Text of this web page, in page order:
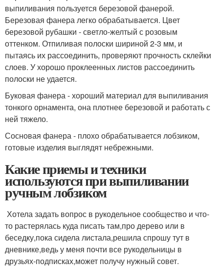
выпиливания пользуется березовой фанерой.
Березовая фанера легко обрабатывается. Цвет
березовой рубашки - светло-желтый с розовым
оттенком. Отпиливая полоски шириной 2-3 мм, и
пытаясь их рассоединить, проверяют прочность склейки
слоев. У хорошо проклеенных листов рассоединить
полоски не удается.
Буковая фанера - хороший материал для выпиливания
тонкого орнамента, она плотнее березовой и работать с
ней тяжело.
Сосновая фанера - плохо обрабатывается лобзиком,
готовые изделия выглядят небрежными.
Какие приемы и техники
используются при выпиливании
ручным лобзиком
Хотела задать вопрос в рукодельное сообщество и что-
то растерялась куда писать там,про дерево или в
беседку,пока сидела листала,решила спрошу тут в
дневнике,ведь у меня почти все рукодельницы в
друзьях-подписках,может получу нужный совет.